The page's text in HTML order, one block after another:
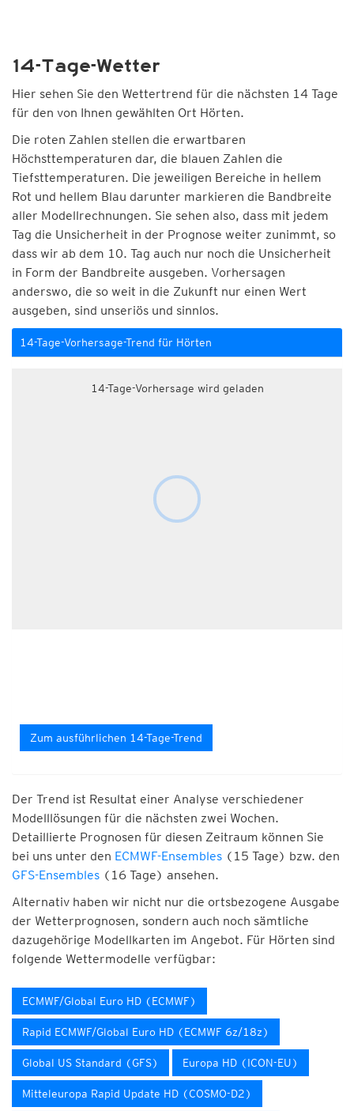
14-Tage-Wetter
Hier sehen Sie den Wettertrend für die nächsten 14 Tage
für den von Ihnen gewählten Ort Hörten.
Die roten Zahlen stellen die erwartbaren
Höchsttemperaturen dar, die blauen Zahlen die
Tiefsttemperaturen. Die jeweiligen Bereiche in hellem
Rot und hellem Blau darunter markieren die Bandbreite
aller Modellrechnungen. Sie sehen also, dass mit jedem
Tag die Unsicherheit in der Prognose weiter zunimmt, so
dass wir ab dem 10. Tag auch nur noch die Unsicherheit
in Form der Bandbreite ausgeben. Vorhersagen
anderswo, die so weit in die Zukunft nur einen Wert
ausgeben, sind unseriös und sinnlos.
14-Tage-Vorhersage-Trend für Hörten
14-Tage-Vorhersage wird geladen
Zum ausführlichen 14-Tage-Trend
Der Trend ist Resultat einer Analyse verschiedener
Modelllösungen für die nächsten zwei Wochen.
Detaillierte Prognosen für diesen Zeitraum können Sie
bei uns unter den ECMWF-Ensembles (15 Tage) bzw. den
GFS-Ensembles (16 Tage) ansehen.
Alternativ haben wir nicht nur die ortsbezogene Ausgabe
der Wetterprognosen, sondern auch noch sämtliche
dazugehörige Modellkarten im Angebot. Für Hörten sind
folgende Wettermodelle verfügbar:
ECMWF/Global Euro HD (ECMWF)
Rapid ECMWF/Global Euro HD (ECMWF 6z/18z)
Global US Standard (GFS) Europa HD (ICON-EU)
Mitteleuropa Rapid Update HD (COSMO-D2)